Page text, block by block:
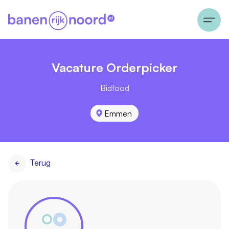
Vacature Orderpicker
Bidfood
Emmen
Terug